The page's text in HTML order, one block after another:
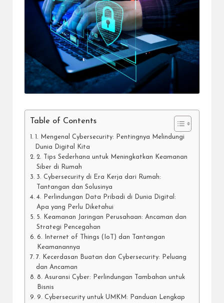
Table of Contents
1. Mengenal Cybersecurity: Pentingnya Melindungi
Dunia Digital Kita
2. Tips Sederhana untuk Meningkatkan Keamanan
Siber di Rumah
3. Cybersecurity di Era Kerja dari Rumah:
Tantangan dan Solusinya
4. Perlindungan Data Pribadi di Dunia Digital:
Apa yang Perlu Diketahui
5. Keamanan Jaringan Perusahaan: Ancaman dan
Strategi Pencegahan
6. Internet of Things (IoT) dan Tantangan
Keamanannya
7. Kecerdasan Buatan dan Cybersecurity: Peluang
dan Ancaman
8. Asuransi Cyber: Perlindungan Tambahan untuk
Bisnis
9. Cybersecurity untuk UMKM: Panduan Lengkap